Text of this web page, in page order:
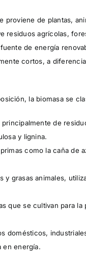
proviene de plantas,
residuos agrícolas,
de energía
cortos, a
la biomasa se
principalmente de
y lignina.
como la caña de
y grasas animales,
que se cultivan para
domésticos,
en energía.